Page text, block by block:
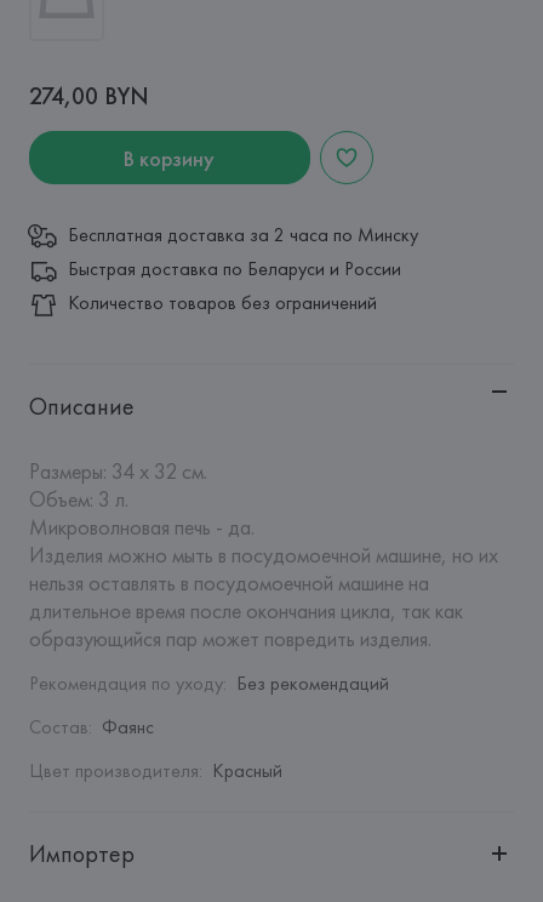
274,00 BYN
В корзину
Бесплатная доставка за 2 часа по Минску
Быстрая доставка по Беларуси и России
Количество товаров без ограничений
Описание
Размеры: 34 х 32 см.
Объем: 3 л.
Микроволновая печь - да.
Изделия можно мыть в посудомоечной машине, но их
нельзя оставлять в посудомоечной машине на
длительное время после окончания цикла, так как
образующийся пар может повредить изделия.
Рекомендация по уходу: Без рекомендаций
Состав: Фаянс
Цвет производителя: Красный
Импортер